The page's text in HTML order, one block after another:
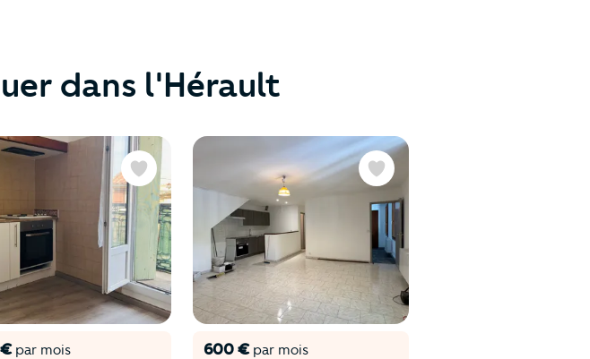
dans l'Hérault
par mois
Favoris
600 €par mois
Favoris